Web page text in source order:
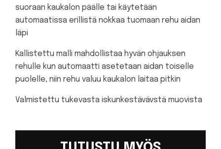
suoraan kaukalon päälle tai käytetään
automaatissa erillistä nokkaa tuomaan rehu aidan
läpi
Kallistettu malli mahdollistaa hyvän ohjauksen
rehulle kun automaatti asetetaan aidan toiselle
puolelle, niin rehu valuu kaukalon laitaa pitkin
Valmistettu tukevasta iskunkestävävstä muovista